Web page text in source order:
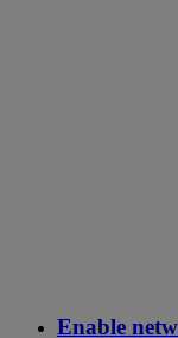
Enable